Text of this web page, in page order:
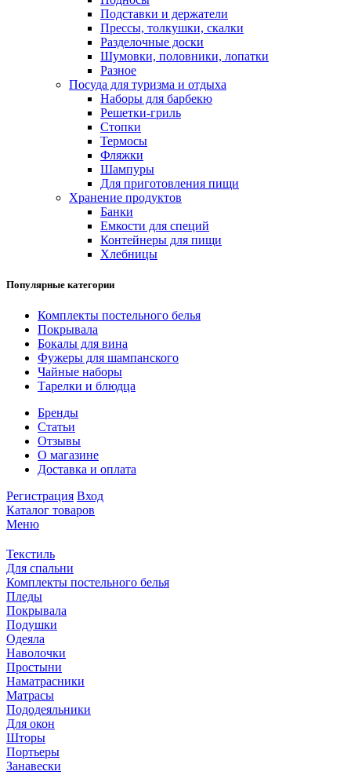
Подставки и держатели
Прессы, толкушки, скалки
Разделочные доски
Шумовки, половники, лопатки
Разное
Посуда для туризма и отдыха
Наборы для барбекю
Решетки-гриль
Стопки
Термосы
Фляжки
Шампуры
Для приготовления пищи
Хранение продуктов
Банки
Емкости для специй
Контейнеры для пищи
Хлебницы
Популярные категории
Комплекты постельного белья
Покрывала
Бокалы для вина
Фужеры для шампанского
Чайные наборы
Тарелки и блюдца
Бренды
Статьи
Отзывы
О магазине
Доставка и оплата
Регистрация Вход
Каталог товаров
Меню
Текстиль
Для спальни
Комплекты постельного белья
Пледы
Покрывала
Подушки
Одеяла
Наволочки
Простыни
Наматрасники
Матрасы
Пододеяльники
Для окон
Шторы
Портьеры
Занавески